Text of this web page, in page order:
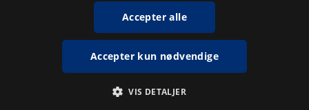
Accepter alle
Accepter kun nødvendige
VIS DETALJER